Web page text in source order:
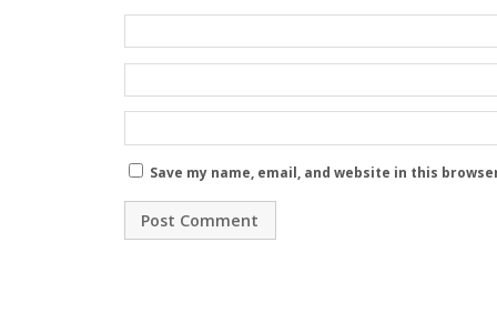
Save my name, email, and website in this